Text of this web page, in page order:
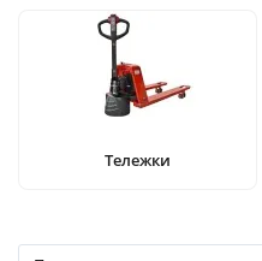
Тележки